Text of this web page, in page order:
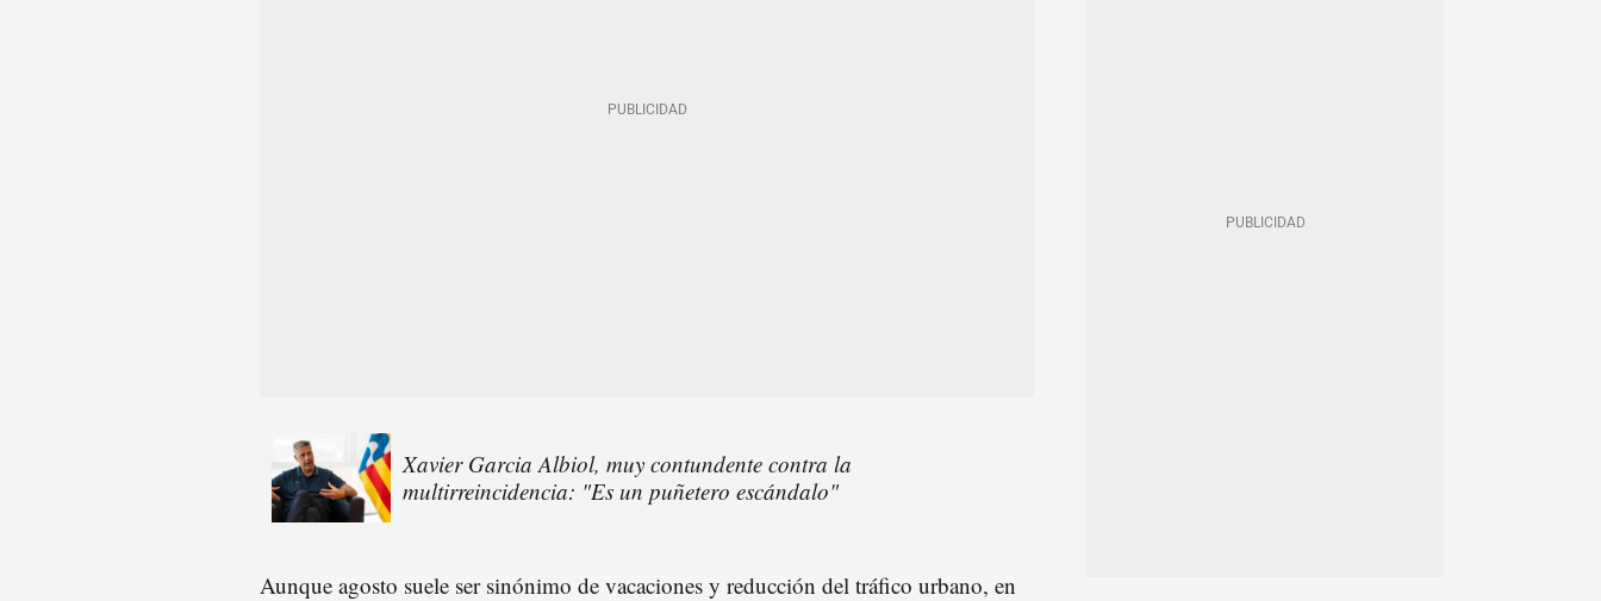
Xavier Garcia Albiol, muy contundente contra la
multirreincidencia: "Es un puñetero escándalo"
Aunque agosto suele ser sinónimo de vacaciones y reducción del tráfico urbano, en